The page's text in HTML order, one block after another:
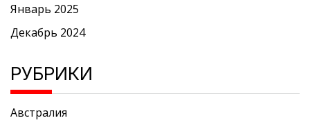
Январь 2025
Декабрь 2024
РУБРИКИ
Австралия